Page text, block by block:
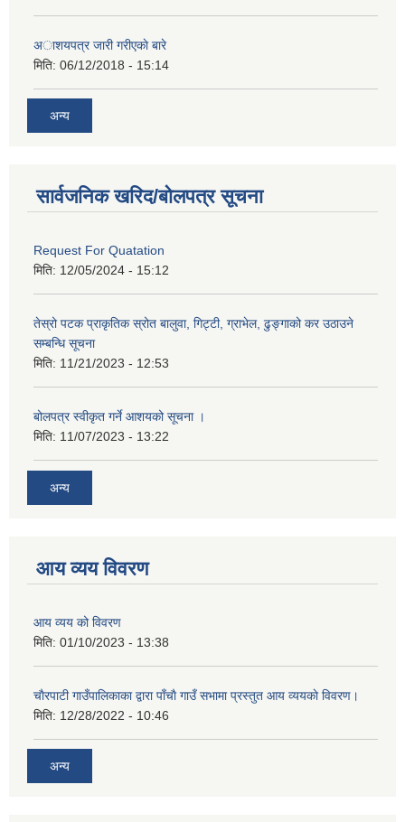
अाशयपत्र जारी गरीएकाे बारे
मिति: 06/12/2018 - 15:14
अन्य
सार्वजनिक खरिद/बोलपत्र सूचना
Request For Quatation
मिति: 12/05/2024 - 15:12
तेस्रो पटक प्राकृतिक स्रोत बालुवा, गिट्टी, ग्राभेल, ढुङ्गाको कर उठाउने
सम्बन्धि सूचना
मिति: 11/21/2023 - 12:53
बोलपत्र स्वीकृत गर्ने आशयको सूचना ।
मिति: 11/07/2023 - 13:22
अन्य
आय व्यय विवरण
आय व्यय को विवरण
मिति: 01/10/2023 - 13:38
चाैरपाटी गाउँपालिकाका द्वारा पाँचाै गाउँ सभामा प्रस्तुत आय व्ययकाे विवरण।
मिति: 12/28/2022 - 10:46
अन्य